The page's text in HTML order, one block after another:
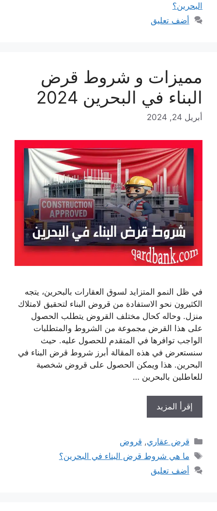
البحرين؟
أضف تعليق
مميزات و شروط قرض
البناء في البحرين 2024
أبريل 24, 2024
في ظل النمو المتزايد لسوق العقارات بالبحرين، يتجه
الكثيرون نحو الاستفادة من قروض البناء لتحقيق لامتلاك
منزل. وحاله كحال مختلف القروض يتطلب الحصول
على هذا القرض مجموعة من الشروط والمتطلبات
الواجب توافرها في المتقدم للحصول عليه. حيث
سنستعرض في هذه المقالة أبرز شروط قرض البناء في
البحرين. هذا ويمكن الحصول على قروض شخصية
للعاطلين بالبحرين …
إقرأ المزيد
التصنيفات
قرض عقاري, قروض
الوسوم
ما هي شروط قرض البناء في البحرين؟
أضف تعليق